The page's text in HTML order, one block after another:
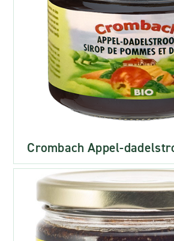
Crombach Appel-